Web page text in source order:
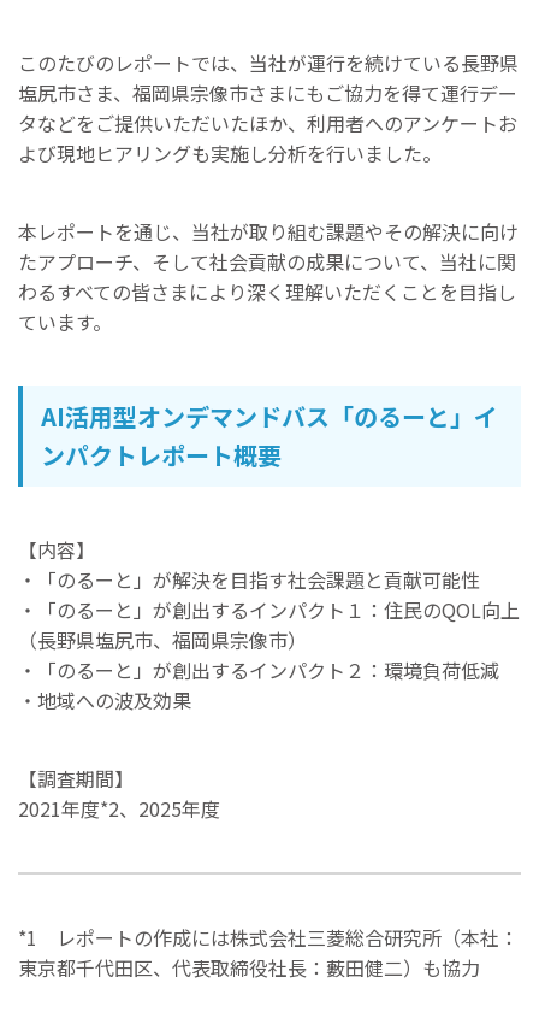
このたびのレポートでは、当社が運行を続けている長野県
塩尻市さま、福岡県宗像市さまにもご協力を得て運行デー
タなどをご提供いただいたほか、利用者へのアンケートお
よび現地ヒアリングも実施し分析を行いました。
本レポートを通じ、当社が取り組む課題やその解決に向け
たアプローチ、そして社会貢献の成果について、当社に関
わるすべての皆さまにより深く理解いただくことを目指し
ています。
AI活用型オンデマンドバス「のるーと」イ
ンパクトレポート概要
【内容】
・「のるーと」が解決を目指す社会課題と貢献可能性
・「のるーと」が創出するインパクト１：住民のQOL向上
（長野県塩尻市、福岡県宗像市）
・「のるーと」が創出するインパクト２：環境負荷低減
・地域への波及効果
【調査期間】
2021年度*2、2025年度
*1 レポートの作成には株式会社三菱総合研究所（本社：
東京都千代田区、代表取締役社長：藪田健二）も協力